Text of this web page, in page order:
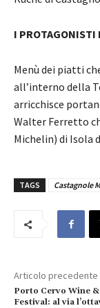
I PROTAGONISTI
Menù dei piatti
all’interno della
arricchisce
Walter Ferretto
Michelin) di Isola
TAGS Castagnole
Articolo precedente
Porto Cervo Wine
Festival: al via